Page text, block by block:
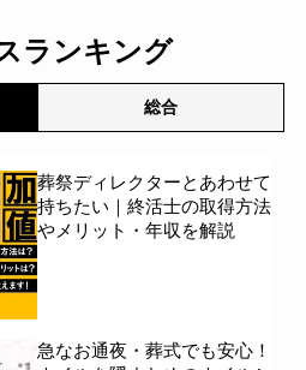
ランキング
総合
葬祭ディレクターとあわせて
持ちたい｜終活士の取得方法
やメリット・年収を解説
急なお通夜・葬式でも安心！